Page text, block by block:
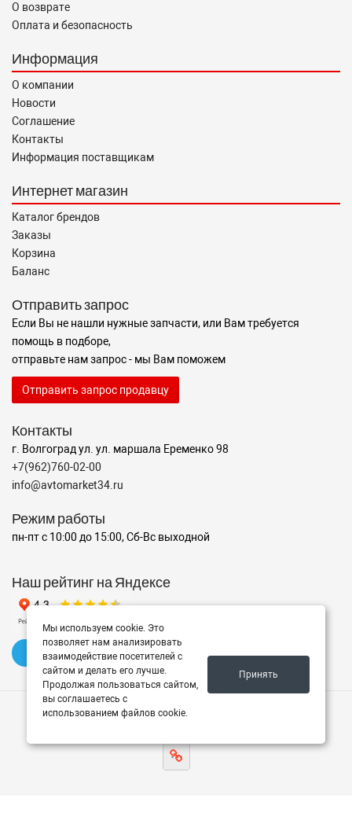
О возврате
Оплата и безопасность
Информация
О компании
Новости
Соглашение
Контакты
Информация поставщикам
Интернет магазин
Каталог брендов
Заказы
Корзина
Баланс
Отправить запрос
Если Вы не нашли нужные запчасти, или Вам требуется
помощь в подборе,
отправьте нам запрос - мы Вам поможем
Отправить запрос продавцу
Контакты
г. Волгоград ул. ул. маршала Еременко 98
+7(962)760-02-00
info@avtomarket34.ru
Режим работы
пн-пт с 10:00 до 15:00, Сб-Вс выходной
Наш рейтинг на Яндексе
✍️ Оставить отзыв
Мы используем cookie. Это
позволяет нам анализировать
взаимодействие посетителей с
сайтом и делать его лучше.
Продолжая пользоваться сайтом,
вы соглашаетесь с
использованием файлов cookie.
Принять